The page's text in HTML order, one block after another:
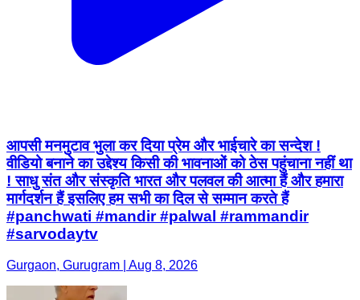
आपसी मनमुटाव भुला कर दिया प्रेम और भाईचारे का सन्देश !
वीडियो बनाने का उद्देश्य किसी की भावनाओं को ठेस पहुंचाना नहीं था
! साधु संत और संस्कृति भारत और पलवल की आत्मा हैं और हमारा
मार्गदर्शन हैं इसलिए हम सभी का दिल से सम्मान करते हैं
#panchwati #mandir #palwal #rammandir
#sarvodaytv
Gurgaon, Gurugram | Aug 8, 2026